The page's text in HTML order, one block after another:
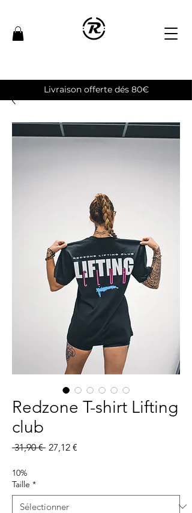
Livraison offerte dés 80€
Redzone T-shirt Lifting
club
31,90 € Prix
27,12 €
10%
Taille *